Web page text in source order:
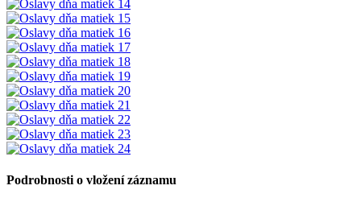
Podrobnosti o vložení záznamu